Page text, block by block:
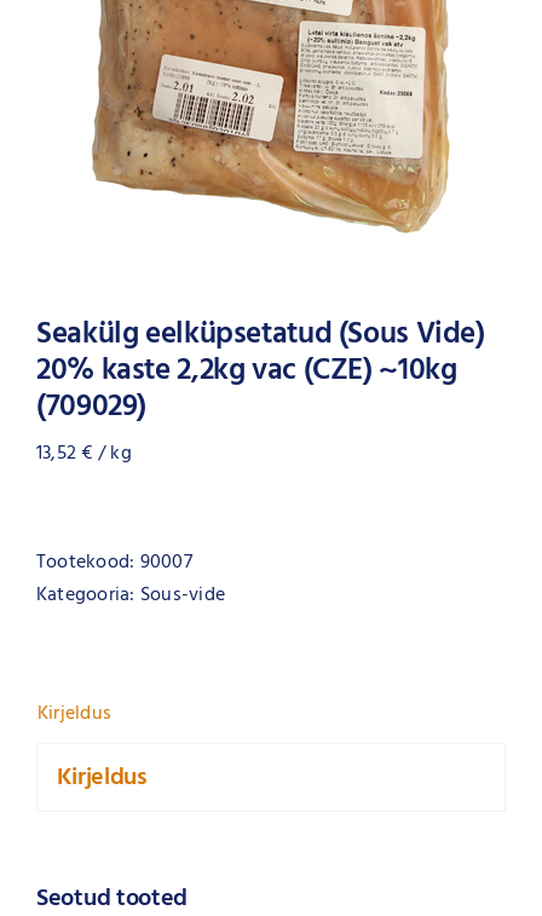
Seakülg eelküpsetatud (Sous Vide)
20% kaste 2,2kg vac (CZE) ~10kg
(709029)
13,52€/ kg
Tootekood: 90007
Kategooria: Sous-vide
Kirjeldus
Kirjeldus
Seotud tooted